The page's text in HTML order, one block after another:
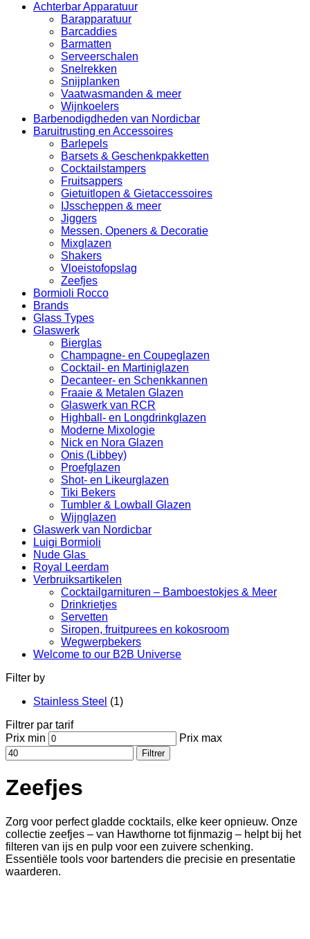
Achterbar Apparatuur
Barapparatuur
Barcaddies
Barmatten
Serveerschalen
Snelrekken
Snijplanken
Vaatwasmanden & meer
Wijnkoelers
Barbenodigdheden van Nordicbar
Baruitrusting en Accessoires
Barlepels
Barsets & Geschenkpakketten
Cocktailstampers
Fruitsappers
Gietuitlopen & Gietaccessoires
IJsscheppen & meer
Jiggers
Messen, Openers & Decoratie
Mixglazen
Shakers
Vloeistofopslag
Zeefjes
Bormioli Rocco
Brands
Glass Types
Glaswerk
Bierglas
Champagne- en Coupeglazen
Cocktail- en Martiniglazen
Decanteer- en Schenkkannen
Fraaie & Metalen Glazen
Glaswerk van RCR
Highball- en Longdrinkglazen
Moderne Mixologie
Nick en Nora Glazen
Onis (Libbey)
Proefglazen
Shot- en Likeurglazen
Tiki Bekers
Tumbler & Lowball Glazen
Wijnglazen
Glaswerk van Nordicbar
Luigi Bormioli
Nude Glas
Royal Leerdam
Verbruiksartikelen
Cocktailgarnituren – Bamboestokjes & Meer
Drinkrietjes
Servetten
Siropen, fruitpurees en kokosroom
Wegwerpbekers
Welcome to our B2B Universe
Filter by
Stainless Steel (1)
Filtrer par tarif
Prix min
Prix max
Filtrer
Zeefjes
Zorg voor perfect gladde cocktails, elke keer opnieuw. Onze
collectie zeefjes – van Hawthorne tot fijnmazig – helpt bij het
filteren van ijs en pulp voor een zuivere schenking.
Essentiële tools voor bartenders die precisie en presentatie
waarderen.